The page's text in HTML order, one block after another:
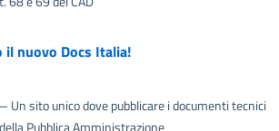
il nuovo Docs Italia!
Un sito unico dove pubblicare i documenti tecnici
Pubblica Amministrazione